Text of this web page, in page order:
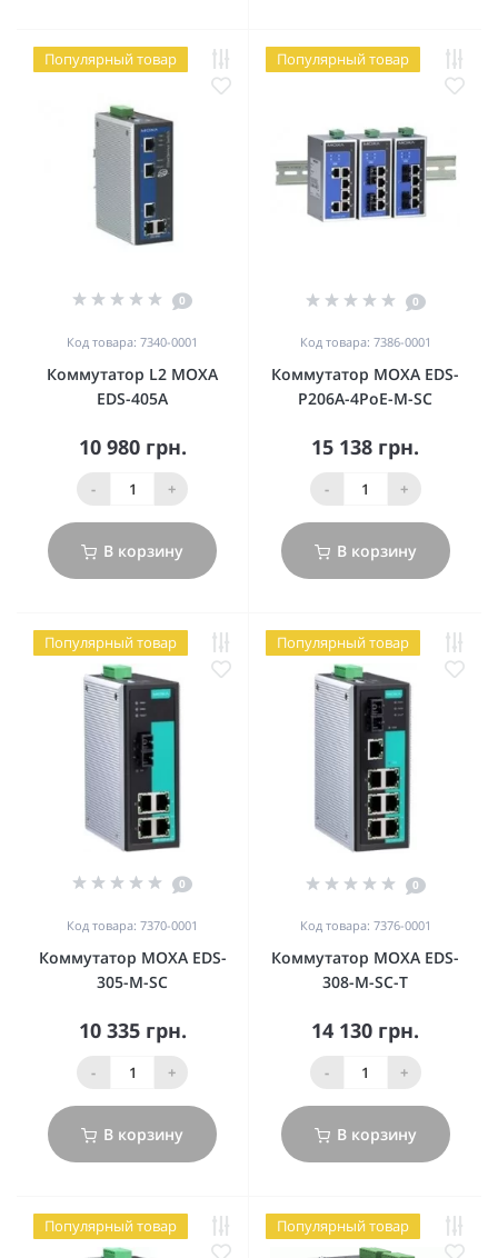
Популярный товар
0
Код товара: 7340-0001
Коммутатор L2 MOXA
EDS-405A
10 980 грн.
- +
В корзину
Популярный товар
0
Код товара: 7386-0001
Коммутатор MOXA EDS-
P206A-4PoE-M-SC
15 138 грн.
- +
В корзину
Популярный товар
0
Код товара: 7370-0001
Коммутатор MOXA EDS-
305-M-SC
10 335 грн.
- +
В корзину
Популярный товар
0
Код товара: 7376-0001
Коммутатор MOXA EDS-
308-M-SC-T
14 130 грн.
- +
В корзину
Популярный товар Популярный товар